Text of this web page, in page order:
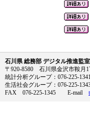
石川県 総務部 デジタル推進監
〒920-8580 石川県金沢市鞍月1
統計分析グループ：076-225-
生活社会グループ：076-225-
FAX 076-225-1345 E-mail